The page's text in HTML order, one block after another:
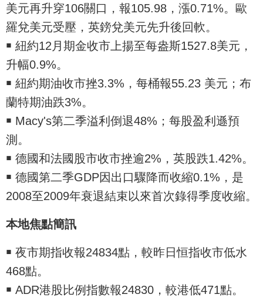
美元再升穿106關口，報105.98，漲0.71%。歐
羅兌美元受壓，英鎊兌美元先升後回軟。
￭ 紐約12月期金收市上揚至每盎斯1527.8美元，
升幅0.9%。
￭ 紐約期油收市挫3.3%，每桶報55.23 美元；布
蘭特期油跌3%。
￭ Macy's第二季溢利倒退48%；每股盈利遜預
測。
￭ 德國和法國股市收市挫逾2%，英股跌1.42%。
￭ 德國第二季GDP因出口驟降而收縮0.1%，是
2008至2009年衰退結束以來首次錄得季度收縮。
本地焦點簡訊
￭ 夜市期指收報24834點，較昨日恒指收市低水
468點。
￭ ADR港股比例指數報24830，較港低471點。